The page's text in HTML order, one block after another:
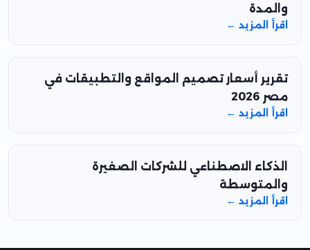
والمدة
اقرأ المزيد ←
تقرير أسعار تصميم المواقع والتطبيقات في
مصر 2026
اقرأ المزيد ←
الذكاء الاصطناعي للشركات الصغيرة
والمتوسطة
اقرأ المزيد ←